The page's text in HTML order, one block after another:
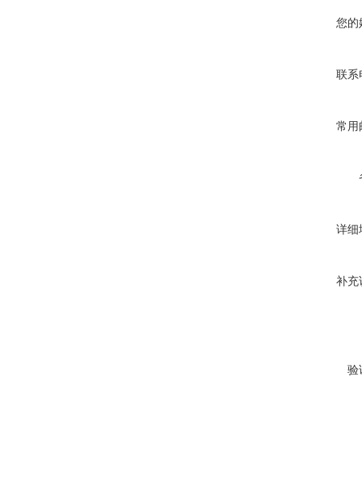
您的
联系
常用
详细
补充
验